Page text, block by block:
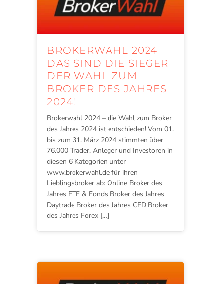
BROKERWAHL 2024 –
DAS SIND DIE SIEGER
DER WAHL ZUM
BROKER DES JAHRES
2024!
Brokerwahl 2024 – die Wahl zum Broker
des Jahres 2024 ist entschieden! Vom 01.
bis zum 31. März 2024 stimmten über
76.000 Trader, Anleger und Investoren in
diesen 6 Kategorien unter
www.brokerwahl.de für ihren
Lieblingsbroker ab: Online Broker des
Jahres ETF & Fonds Broker des Jahres
Daytrade Broker des Jahres CFD Broker
des Jahres Forex […]